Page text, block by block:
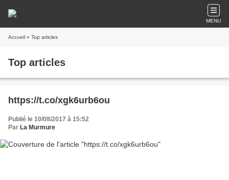
MENU
Accueil » Top articles
Top articles
https://t.co/xgk6urb6ou
Publié le 10/08/2017 à 15:52
Par La Murmure